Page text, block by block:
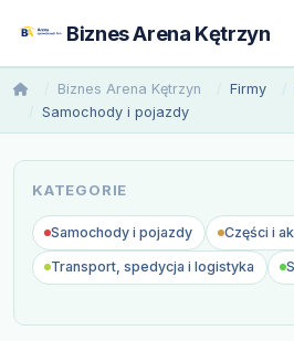
Biznes Arena Kętrzyn
Biznes Arena Kętrzyn Firmy
Samochody i pojazdy
KATEGORIE
Samochody i pojazdy Części i
Transport, spedycja i logistyka